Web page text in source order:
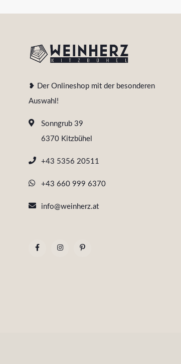
❥ Der Onlineshop mit der besonderen
Auswahl!
Sonngrub 39
6370 Kitzbühel
+43 5356 20511
+43 660 999 6370
info@weinherz.at